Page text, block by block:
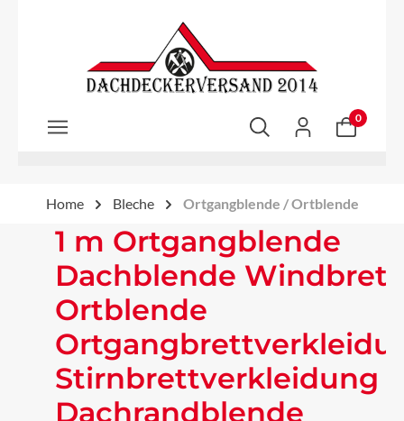
Zum Hauptinhalt springen
0
Home Bleche Ortgangblende / Ortblende
1 m Ortgangblende
Dachblende Windbrett
Ortblende
Stirnbrettverkleidung
Dachrandblende